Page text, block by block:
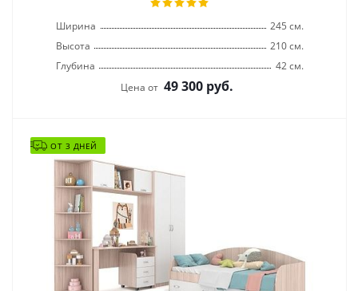
Ширина
245 см.
Высота
210 см.
Глубина
42 см.
Цена от 49 300 руб.
ОТ 3 ДНЕЙ